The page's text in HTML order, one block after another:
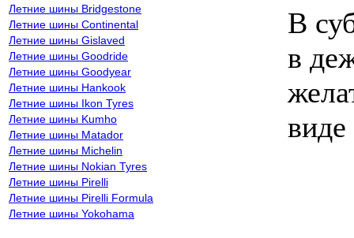
Летние шины Bridgestone
Летние шины Continental
Летние шины Gislaved
Летние шины Goodride
Летние шины Goodyear
Летние шины Hankook
Летние шины Ikon Tyres
Летние шины Kumho
Летние шины Matador
Летние шины Michelin
Летние шины Nokian Tyres
Летние шины Pirelli
Летние шины Pirelli Formula
Летние шины Yokohama
В
в
виде